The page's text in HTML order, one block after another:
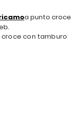
a punto croce
con tamburo